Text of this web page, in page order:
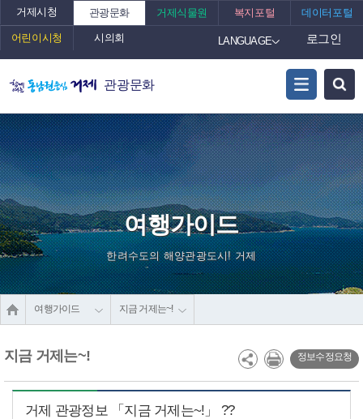
거제시청 관광문화 거제식물원 복지포털 데이터포털
어린이시청 시의회 LANGUAGE 로그인
관광문화
여행가이드
한려수도의 해양관광도시! 거제
여행가이드 지금 거제는~!
지금 거제는~! 정보수정요청
거제 관광정보 「지금 거제는~!」 ??